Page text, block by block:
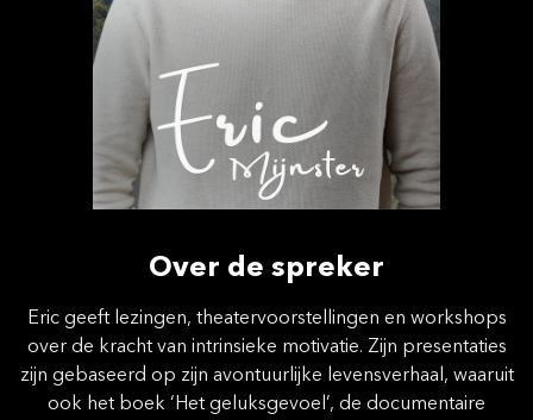
Over de spreker
Eric geeft lezingen, theatervoorstellingen en workshops
over de kracht van intrinsieke motivatie. Zijn presentaties
zijn gebaseerd op zijn avontuurlijke levensverhaal, waaruit
ook het boek ‘Het geluksgevoel’, de documentaire